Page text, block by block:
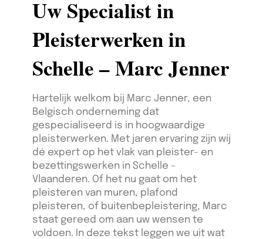
Uw Specialist in
Pleisterwerken in
Schelle – Marc Jenner
Hartelijk welkom bij Marc Jenner, een
Belgisch onderneming dat
gespecialiseerd is in hoogwaardige
pleisterwerken. Met jaren ervaring zijn wij
dé expert op het vlak van pleister- en
bezettingswerken in Schelle –
Vlaanderen. Of het nu gaat om het
pleisteren van muren, plafond
pleisteren, of buitenbepleistering, Marc
staat gereed om aan uw wensen te
voldoen. In deze tekst leggen we uit wat